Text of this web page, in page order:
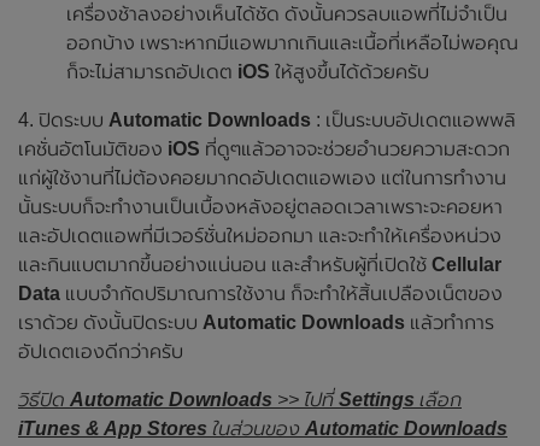
เครื่องช้าลงอย่างเห็นได้ชัด ดังนั้นควรลบแอพที่ไม่จำเป็น
ออกบ้าง เพราะหากมีแอพมากเกินและเนื้อที่เหลือไม่พอคุณ
ก็จะไม่สามารถอัปเดต iOS ให้สูงขึ้นได้ด้วยครับ
4. ปิดระบบ Automatic Downloads : เป็นระบบอัปเดตแอพพลิ
เคชั่นอัตโนมัติของ iOS ที่ดูๆแล้วอาจจะช่วยอำนวยความสะดวก
แก่ผู้ใช้งานที่ไม่ต้องคอยมากดอัปเดตแอพเอง แต่ในการทำงาน
นั้นระบบก็จะทำงานเป็นเบื้องหลังอยู่ตลอดเวลาเพราะจะคอยหา
และอัปเดตแอพที่มีเวอร์ชั่นใหม่ออกมา และจะทำให้เครื่องหน่วง
และกินแบตมากขึ้นอย่างแน่นอน และสำหรับผู้ที่เปิดใช้ Cellular
Data แบบจำกัดปริมาณการใช้งาน ก็จะทำให้สิ้นเปลืองเน็ตของ
เราด้วย ดังนั้นปิดระบบ Automatic Downloads แล้วทำการ
อัปเดตเองดีกว่าครับ
วิธีปิด Automatic Downloads >> ไปที่Settings เลือก
iTunes & App Stores ในส่วนของ Automatic Downloads